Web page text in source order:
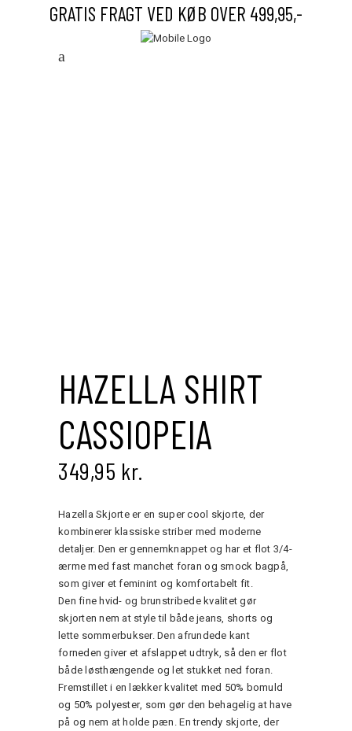
GRATIS FRAGT VED KØB OVER 499,95,-
HAZELLA SHIRT
CASSIOPEIA
349,95 kr.
Hazella Skjorte er en super cool skjorte, der
kombinerer klassiske striber med moderne
detaljer. Den er gennemknappet og har et flot 3/4-
ærme med fast manchet foran og smock bagpå,
som giver et feminint og komfortabelt fit.
Den fine hvid- og brunstribede kvalitet gør
skjorten nem at style til både jeans, shorts og
lette sommerbukser. Den afrundede kant
forneden giver et afslappet udtryk, så den er flot
både løsthængende og let stukket ned foran.
Fremstillet i en lækker kvalitet med 50% bomuld
og 50% polyester, som gør den behagelig at have
på og nem at holde pæn. En trendy skjorte, der